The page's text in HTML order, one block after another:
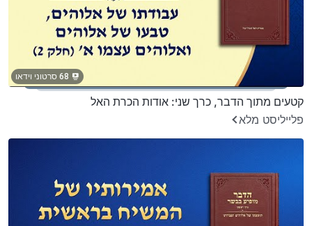
68 סרטוני וידאו
קטעים מתוך הדבר, כרך שני: אודות הכרת האל
פלייליסט מלא